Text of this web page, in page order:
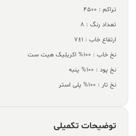
تراکم : 4500
تعداد رنگ : 8
ارتفاع خاب : 1±7
نخ خاب : 100% اکریلیک هیت ست
نخ پود : 100% پنبه
نخ تار : 100% پلی استر
توضیحات تکمیلی